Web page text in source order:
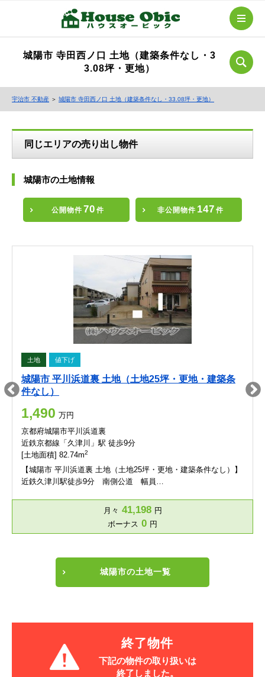
城陽市 寺田西ノ口 土地（建築条件なし・3
3.08坪・更地）
宇治市 不動産 ＞ 城陽市 寺田西ノ口 土地（建築条件なし・33.08坪・更地）
同じエリアの売り出し物件
城陽市の土地情報
公開物件 70 件 非公開物件 147 件
土地 値下げ
城陽市 平川浜道裏 土地（土地25坪・更地・建築条
件なし）
1,490 万円
京都府城陽市平川浜道裏
近鉄京都線「久津川」駅 徒歩9分
[土地面積] 82.74m2
【城陽市 平川浜道裏 土地（土地25坪・更地・建築条件なし）】
近鉄久津川駅徒歩9分 南側公道 幅員…
月々 41,198 円
ボーナス 0 円
城陽市の土地一覧
終了物件
下記の物件の取り扱いは
終了しました。